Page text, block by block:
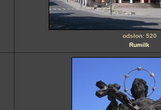
odsłon: 520
Rumilk